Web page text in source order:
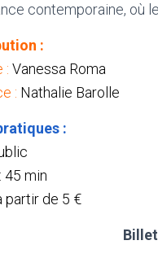
contemporaine, où
:
: Vanessa Roma
: Nathalie Barolle
:
45 min
partir de 5 €